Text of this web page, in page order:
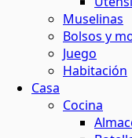
Muselinas
Bolsos y
Juego
Habitación
Casa
Cocina